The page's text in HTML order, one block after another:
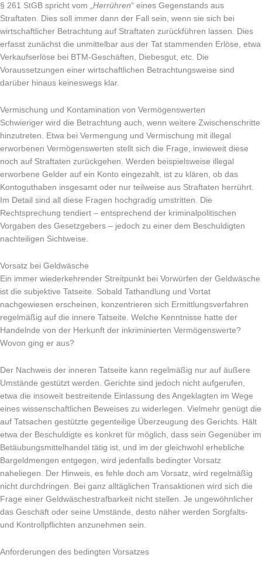
§ 261 StGB spricht vom „ Herrühren“ eines Gegenstands aus
Straftaten. Dies soll immer dann der Fall sein, wenn sie sich bei
wirtschaftlicher Betrachtung auf Straftaten zurückführen lassen. Dies
erfasst zunächst die unmittelbar aus der Tat stammenden Erlöse, etwa
Verkaufserlöse bei BTM-Geschäften, Diebesgut, etc. Die
Voraussetzungen einer wirtschaftlichen Betrachtungsweise sind
darüber hinaus keineswegs klar.
Vermischung und Kontamination von Vermögenswerten
Schwieriger wird die Betrachtung auch, wenn weitere Zwischenschritte
hinzutreten. Etwa bei Vermengung und Vermischung mit illegal
erworbenen Vermögenswerten stellt sich die Frage, inwieweit diese
noch auf Straftaten zurückgehen. Werden beispielsweise illegal
erworbene Gelder auf ein Konto eingezahlt, ist zu klären, ob das
Kontoguthaben insgesamt oder nur teilweise aus Straftaten herrührt.
Im Detail sind all diese Fragen hochgradig umstritten. Die
Rechtsprechung tendiert – entsprechend der kriminalpolitischen
Vorgaben des Gesetzgebers – jedoch zu einer dem Beschuldigten
nachteiligen Sichtweise.
Vorsatz bei Geldwäsche
Ein immer wiederkehrender Streitpunkt bei Vorwürfen der Geldwäsche
ist die subjektive Tatseite. Sobald Tathandlung und Vortat
nachgewiesen erscheinen, konzentrieren sich Ermittlungsverfahren
regelmäßig auf die innere Tatseite. Welche Kenntnisse hatte der
Handelnde von der Herkunft der inkriminierten Vermögenswerte?
Wovon ging er aus?
Der Nachweis der inneren Tatseite kann regelmäßig nur auf äußere
Umstände gestützt werden. Gerichte sind jedoch nicht aufgerufen,
etwa die insoweit bestreitende Einlassung des Angeklagten im Wege
eines wissenschaftlichen Beweises zu widerlegen. Vielmehr genügt die
auf Tatsachen gestützte gegenteilige Überzeugung des Gerichts. Hält
etwa der Beschuldigte es konkret für möglich, dass sein Gegenüber im
Betäubungsmittelhandel tätig ist, und im der gleichwohl erhebliche
Bargeldmengen entgegen, wird jedenfalls bedingter Vorsatz
naheliegen. Der Hinweis, es fehle doch am Vorsatz, wird regelmäßig
nicht durchdringen. Bei ganz alltäglichen Transaktionen wird sich die
Frage einer Geldwäschestrafbarkeit nicht stellen. Je ungewöhnlicher
das Geschäft oder seine Umstände, desto näher werden Sorgfalts-
und Kontrollpflichten anzunehmen sein.
Anforderungen des bedingten Vorsatzes